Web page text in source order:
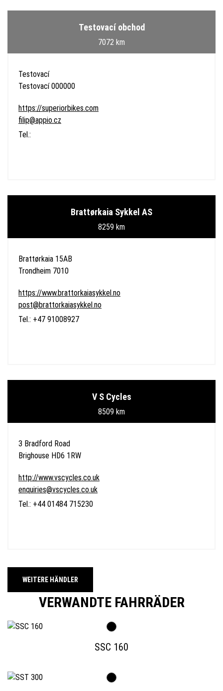
Testovací obchod
7072 km
Testovací
Testovací 000000
https://superiorbikes.com
filip@appio.cz
Tel.:
Brattørkaia Sykkel AS
8259 km
Brattørkaia 15AB
Trondheim 7010
https://www.brattorkaiasykkel.no
post@brattorkaiasykkel.no
Tel.: +47 91008927
V S Cycles
8509 km
3 Bradford Road
Brighouse HD6 1RW
http://www.vscycles.co.uk
enquiries@vscycles.co.uk
Tel.: +44 01484 715230
WEITERE HÄNDLER
VERWANDTE FAHRRÄDER
SSC 160